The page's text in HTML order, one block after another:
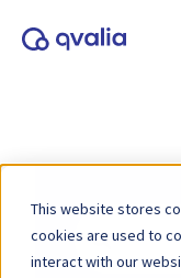
This website stores
cookies are used to
interact with our
Søg
efter